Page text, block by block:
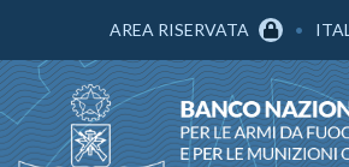
AREA RISERVATA